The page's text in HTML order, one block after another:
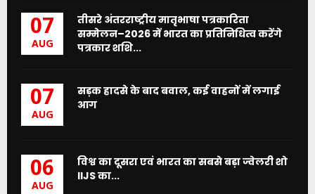
07
AUG
तीसरे अंतरराष्ट्रीय मातृभाषा पत्रकारिता
सम्मेलन–2026 में भारत का प्रतिनिधित्व करेंगे
पत्रकार शशि...
07
AUG
सड़क हादसे के बाद बवाल, कई वाहनों में लगाई
आग
06
AUG
विश्व का दूसरा एवं भारत का सबसे बड़ा ज्वेलरी शो
IIJS का...